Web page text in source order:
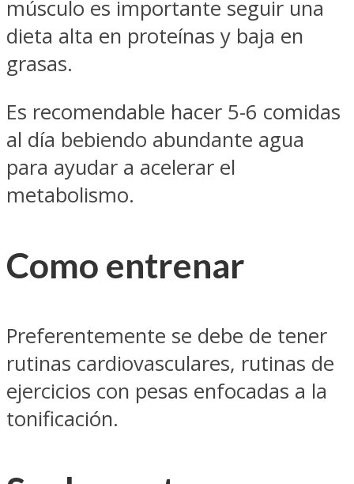
músculo es importante seguir una
dieta alta en proteínas y baja en
grasas.
Es recomendable hacer 5-6 comidas
al día bebiendo abundante agua
para ayudar a acelerar el
metabolismo.
Como entrenar
Preferentemente se debe de tener
rutinas cardiovasculares, rutinas de
ejercicios con pesas enfocadas a la
tonificación.